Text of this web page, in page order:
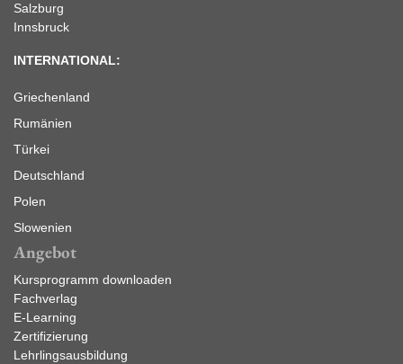
Salzburg
Innsbruck
INTERNATIONAL:
Griechenland
Rumänien
Türkei
Deutschland
Polen
Slowenien
Angebot
Kursprogramm downloaden
Fachverlag
E-Learning
Zertifizierung
Lehrlingsausbildung